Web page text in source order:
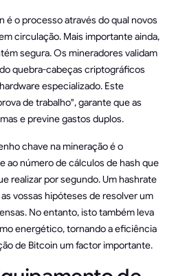
é o processo através do qual novos
circulação. Mais importante ainda,
segura. Os mineradores validam
quebra-cabeças criptográficos
especializado. Este
de trabalho", garante que as
e previne gastos duplos.
chave na mineração é o
ao número de cálculos de hash que
realizar por segundo. Um hashrate
vossas hipóteses de resolver um
No entanto, isto também leva
energético, tornando a eficiência
de Bitcoin um factor importante.